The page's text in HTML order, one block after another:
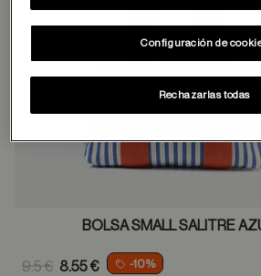
BOLSA SMALL SALITRE
Price reduced from
9.5 € 8.55 € -10%
Configuración de
Rechazarlas todas